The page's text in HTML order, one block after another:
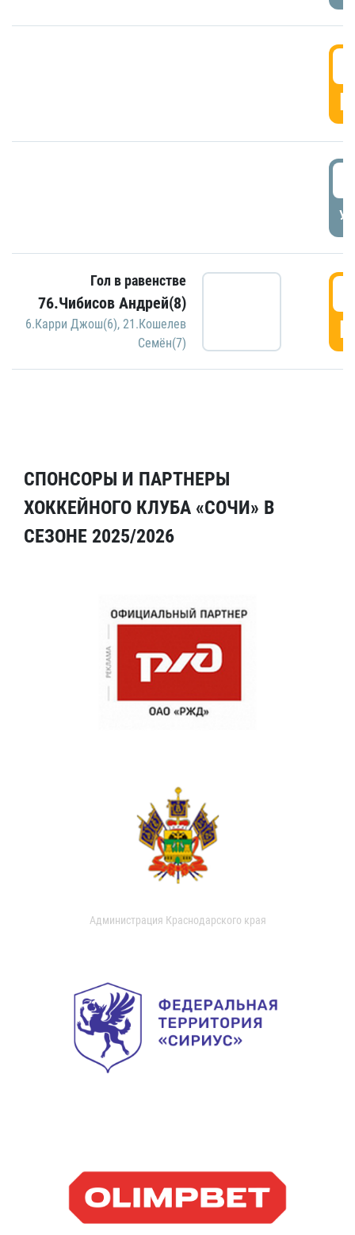
Гол в равенстве
76.Чибисов Андрей(8)
6.Карри Джош(6), 21.Кошелев
Семён(7)
СПОНСОРЫ И ПАРТНЕРЫ
ХОККЕЙНОГО КЛУБА «СОЧИ» В
СЕЗОНЕ 2025/2026
Администрация Краснодарского края